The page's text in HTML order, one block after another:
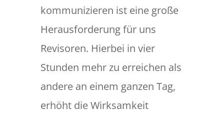
kommunizieren ist eine große
Herausforderung für uns
Revisoren. Hierbei in vier
Stunden mehr zu erreichen als
andere an einem ganzen Tag,
erhöht die Wirksamkeit